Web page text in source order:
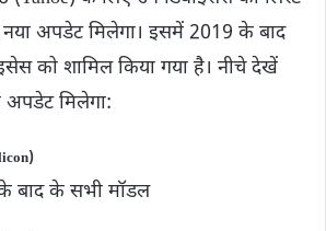
नया अपडेट मिलेगा। इसमें 2019 के बाद
को शामिल किया गया है। नीचे देखें
मिलेगा:
बाद के सभी मॉडल